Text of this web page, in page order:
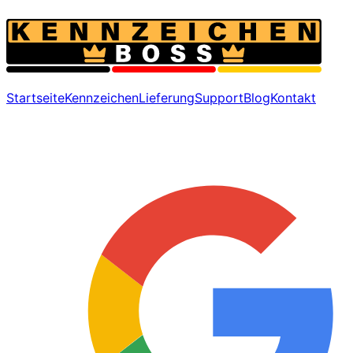
StartseiteKennzeichenLieferungSupportBlogKontakt